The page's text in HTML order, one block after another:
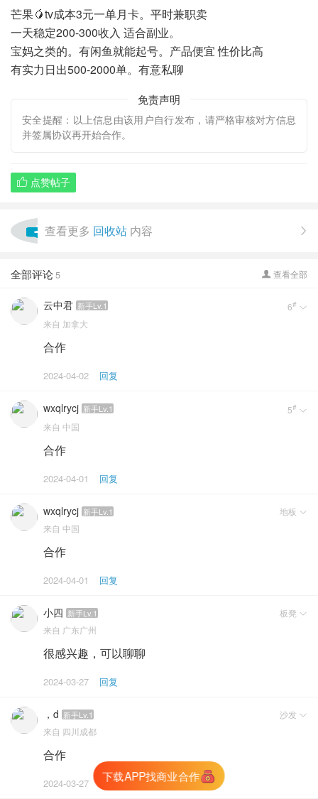
芒果🥭tv成本3元一单月卡。平时兼职卖
一天稳定200-300收入 适合副业。
宝妈之类的。有闲鱼就能起号。产品便宜 性价比高
有实力日出500-2000单。有意私聊
免责声明
安全提醒：以上信息由该用户自行发布，请严格审核对方信息
并签属协议再开始合作。
 点赞帖子
查看更多 回收站 内容 
 查看全部
全部评论 5
云中君 新手Lv.1 6# 
来自 加拿大
合作
2024-04-02 回复
wxqlrycj 新手Lv.1 5# 
来自 中国
合作
2024-04-01 回复
wxqlrycj 新手Lv.1 地板 
来自 中国
合作
2024-04-01 回复
小四 新手Lv.1 板凳 
来自 广东广州
很感兴趣，可以聊聊
2024-03-27 回复
，d 新手Lv.1 沙发 
来自 四川成都
合作
2024-03-27 回复
生成朋友圈海报
下载APP找商业合作